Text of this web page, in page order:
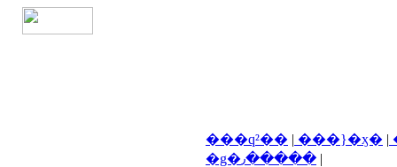
���q²�� | ���}�ӽ� |
�g�٫����� |